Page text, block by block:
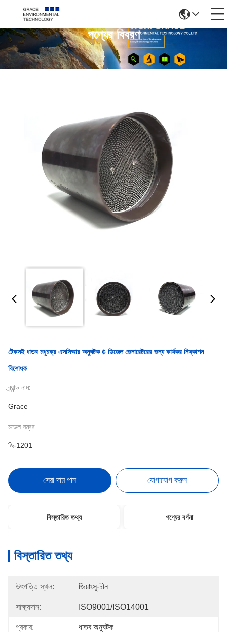
পণ্যের বিবরণ
টেকসই ধাতব মধুচক্র এসসিআর অনুঘটক ¢ ডিজেল জেনারেটরের জন্য কার্যকর নিষ্কাশন
বিশোধক
ব্র্যান্ড নাম:
Grace
মডেল নম্বর:
জি-1201
সেরা দাম পান যোগাযোগ করুন
বিস্তারিত তথ্য পণ্যের বর্ণনা
বিস্তারিত তথ্য
উৎপত্তি স্থল: জিয়াংসু-চীন
সাক্ষ্যদান: ISO9001/ISO14001
প্রকার: ধাতব অনুঘটক